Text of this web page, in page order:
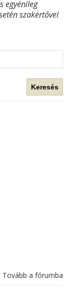
egyénileg
szakértővel
Keresés
Tovább a fórumba